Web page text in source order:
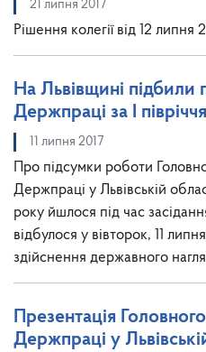
21 липня 2017
Рішення колегії від 12 липня
На Львівщині підбили
Держпраці за І
11 липня 2017
Про підсумки роботи
Держпраці у Львівській
року йшлося під час
відбулося у вівторок, 11
здійснення державного
Презентація
Держпраці у